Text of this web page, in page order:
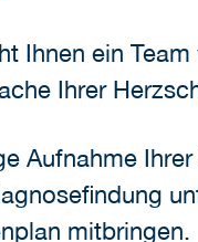
Ihnen ein
Ihrer
Aufnahme
mitbringen.